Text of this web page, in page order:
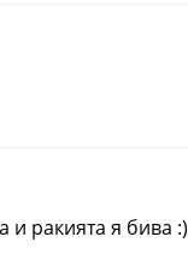
и ракията я бива :)